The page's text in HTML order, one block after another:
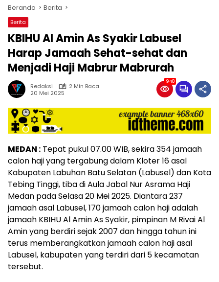
Beranda Berita
Berita
KBIHU Al Amin As Syakir Labusel
Harap Jamaah Sehat-sehat dan
Menjadi Haji Mabrur Mabrurah
Redaksi
2 Min Baca
20 Mei 2025
948
MEDAN : Tepat pukul 07.00 WIB, sekira 354 jamaah
calon haji yang tergabung dalam Kloter 16 asal
Kabupaten Labuhan Batu Selatan (Labusel) dan Kota
Tebing Tinggi, tiba di Aula Jabal Nur Asrama Haji
Medan pada Selasa 20 Mei 2025. Diantara 237
jamaah asal Labusel, 170 jamaah calon haji adalah
jamaah KBIHU Al Amin As Syakir, pimpinan M Rivai Al
Amin yang berdiri sejak 2007 dan hingga tahun ini
terus memberangkatkan jamaah calon haji asal
Labusel, kabupaten yang terdiri dari 5 kecamatan
tersebut.